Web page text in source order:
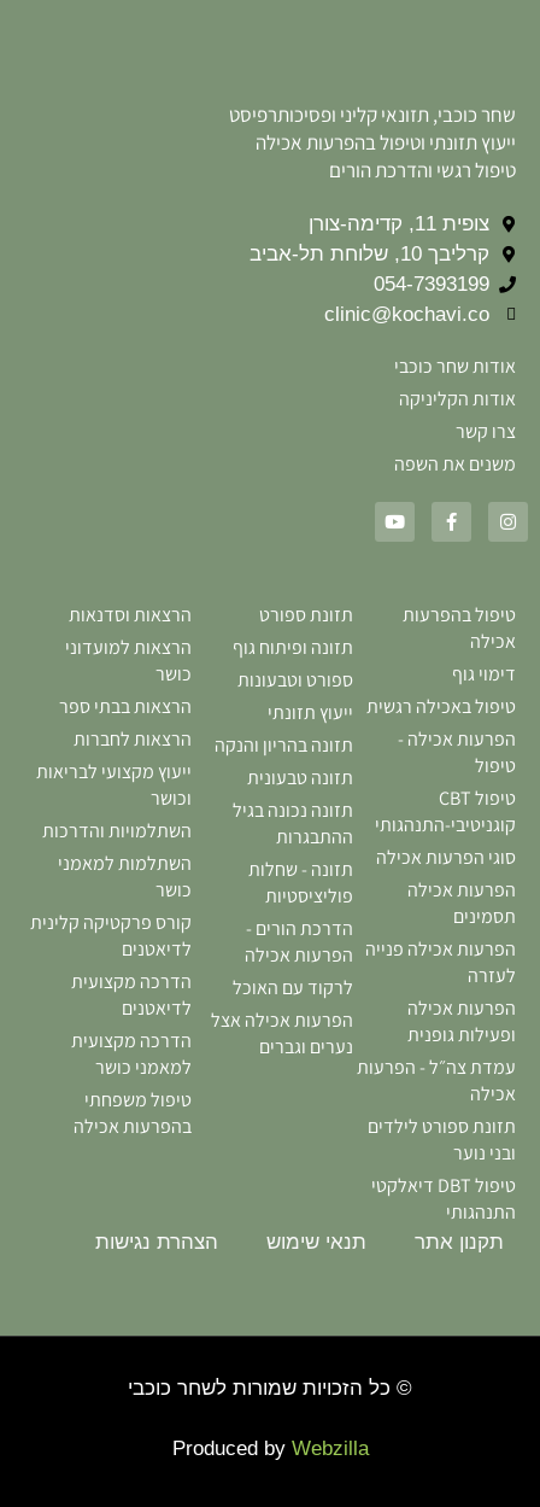
שחר כוכבי, תזונאי קליני ופסיכותרפיסט
ייעוץ תזונתי וטיפול בהפרעות אכילה
טיפול רגשי והדרכת הורים
צופית 11, קדימה-צורן
קרליבך 10, שלוחת תל-אביב
054-7393199
clinic@kochavi.co
אודות שחר כוכבי
אודות הקליניקה
צרו קשר
משנים את השפה
טיפול בהפרעות
אכילה
דימוי גוף
טיפול באכילה רגשית
הפרעות אכילה -
טיפול
טיפול CBT
קוגניטיבי-התנהגותי
סוגי הפרעות אכילה
הפרעות אכילה
תסמינים
הפרעות אכילה פנייה
לעזרה
הפרעות אכילה
ופעילות גופנית
עמדת צה״ל - הפרעות
אכילה
תזונת ספורט לילדים
ובני נוער
טיפול DBT דיאלקטי
התנהגותי
תזונת ספורט
תזונה ופיתוח גוף
ספורט וטבעונות
ייעוץ תזונתי
תזונה בהריון והנקה
תזונה טבעונית
תזונה נכונה בגיל
ההתבגרות
תזונה - שחלות
פוליציסטיות
הדרכת הורים -
הפרעות אכילה
לרקוד עם האוכל
הפרעות אכילה אצל
נערים וגברים
הרצאות וסדנאות
הרצאות למועדוני
כושר
הרצאות בבתי ספר
הרצאות לחברות
ייעוץ מקצועי לבריאות
וכושר
השתלמויות והדרכות
השתלמות למאמני
כושר
קורס פרקטיקה קלינית
לדיאטנים
הדרכה מקצועית
לדיאטנים
הדרכה מקצועית
למאמני כושר
טיפול משפחתי
בהפרעות אכילה
תקנון אתר תנאי שימוש הצהרת נגישות
© כל הזכויות שמורות לשחר כוכבי
Produced byWebzilla